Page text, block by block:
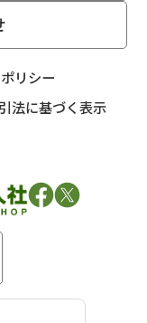
13 8F
リシー
法に基づく表示